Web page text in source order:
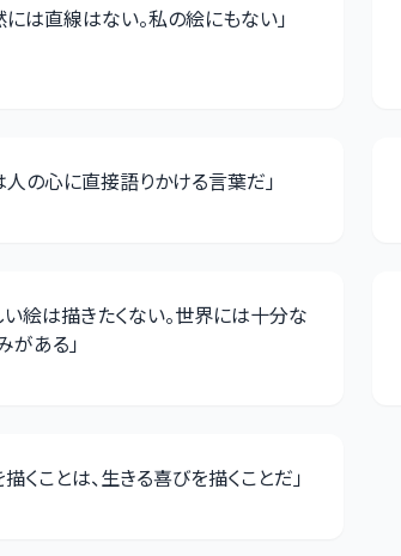
には直線はない。私の絵にもない」
人の心に直接語りかける言葉だ」
絵は描きたくない。世界には十分な
がある」
くことは、生きる喜びを描くことだ」